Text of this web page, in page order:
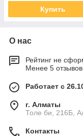
Купить
О нас
Рейтинг не
Менее 5
Работает с
г. Алматы
Толе би, 216Б,
Контакты